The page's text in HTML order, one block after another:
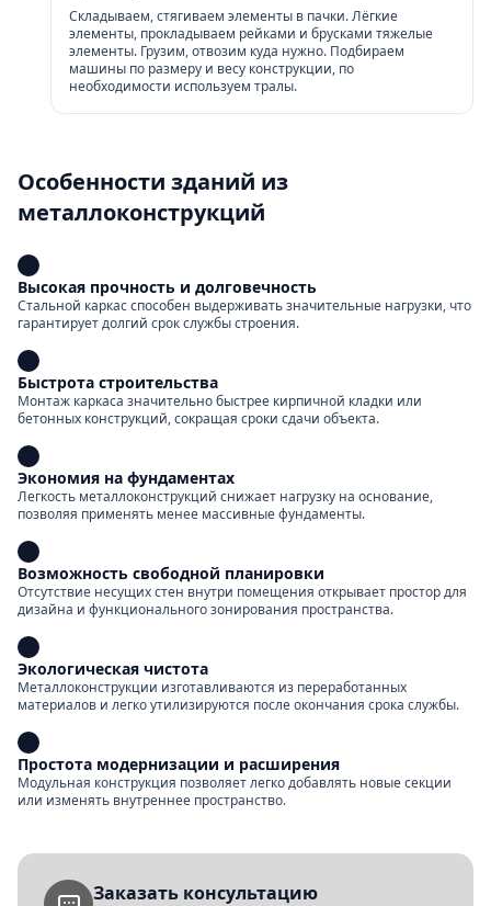
Складываем, стягиваем элементы в пачки. Лёгкие
элементы, прокладываем рейками и брусками тяжелые
элементы. Грузим, отвозим куда нужно. Подбираем
машины по размеру и весу конструкции, по
необходимости используем тралы.
Особенности зданий из
металлоконструкций
Высокая прочность и долговечность
Стальной каркас способен выдерживать значительные нагрузки, что
гарантирует долгий срок службы строения.
Быстрота строительства
Монтаж каркаса значительно быстрее кирпичной кладки или
бетонных конструкций, сокращая сроки сдачи объекта.
Экономия на фундаментах
Легкость металлоконструкций снижает нагрузку на основание,
позволяя применять менее массивные фундаменты.
Возможность свободной планировки
Отсутствие несущих стен внутри помещения открывает простор для
дизайна и функционального зонирования пространства.
Экологическая чистота
Металлоконструкции изготавливаются из переработанных
материалов и легко утилизируются после окончания срока службы.
Простота модернизации и расширения
Модульная конструкция позволяет легко добавлять новые секции
или изменять внутреннее пространство.
Заказать консультацию